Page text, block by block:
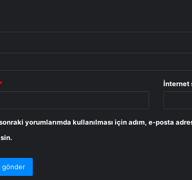
* İnternet
yorumlarımda kullanılması için adım, e-posta